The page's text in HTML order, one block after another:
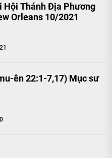
Hội Thánh Địa Phương
Orleans 10/2021
ên 22:1-7,17) Mục sư